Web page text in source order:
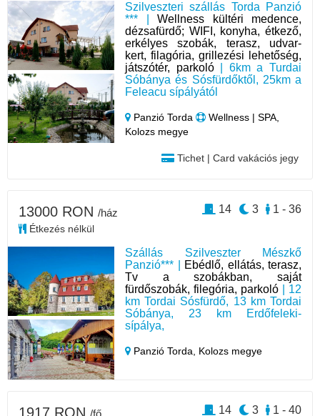
Szilveszteri szállás Torda Panzió
*** |Wellness kültéri medence,
dézsafürdő; WIFI, konyha, étkező,
erkélyes szobák, terasz, udvar-
kert, filagória, grillezési lehetőség,
játszótér, parkoló| 6km a Turdai
Sóbánya és Sósfürdőktől, 25km a
Feleacu sípályától
Panzió Torda
Wellness | SPA,
Kolozs megye
Tichet | Card vakációs jegy
Szállás Szilveszter Mészkő
Panzió*** |
Ebédlő, ellátás, terasz,
Tv a szobákban, saját
fürdőszobák, filegória, parkoló | 12
km Tordai Sósfürdő, 13 km Tordai
Sóbánya, 23 km Erdőfeleki-
sípálya,
Panzió Torda, Kolozs megye
13000 RON /ház
Étkezés nélkül
1 - 36
3
14
1917 RON /fő 1 - 40
3
14